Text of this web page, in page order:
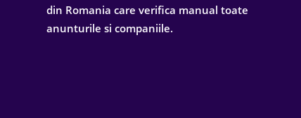
din Romania care verifica manual toate
anunturile si companiile.